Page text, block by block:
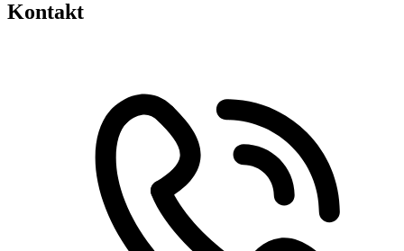
Kontakt